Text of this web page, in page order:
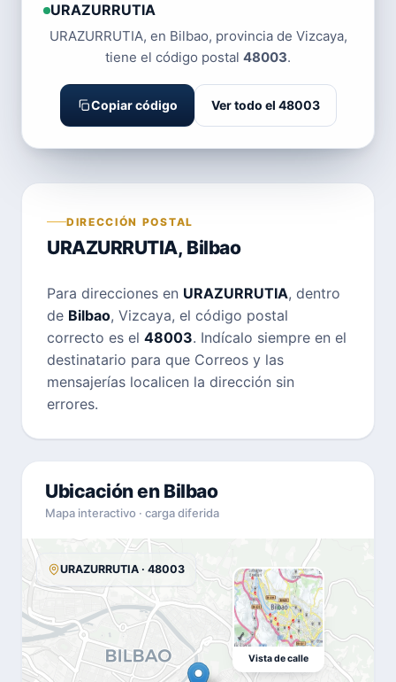
URAZURRUTIA
URAZURRUTIA, en Bilbao, provincia de Vizcaya,
tiene el código postal 48003.
Copiar código Ver todo el 48003
DIRECCIÓN POSTAL
URAZURRUTIA, Bilbao
Para direcciones en URAZURRUTIA, dentro
de Bilbao, Vizcaya, el código postal
correcto es el 48003. Indícalo siempre en el
destinatario para que Correos y las
mensajerías localicen la dirección sin
errores.
Ubicación en Bilbao
Mapa interactivo · carga diferida
URAZURRUTIA · 48003
Vista de calle